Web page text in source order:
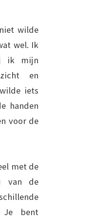
wilde
wel. Ik
ik mijn
en
iets
handen
voor de
met de
van de
Je bent